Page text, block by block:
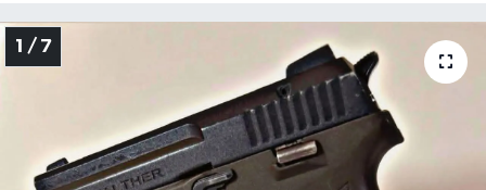
1 / 7